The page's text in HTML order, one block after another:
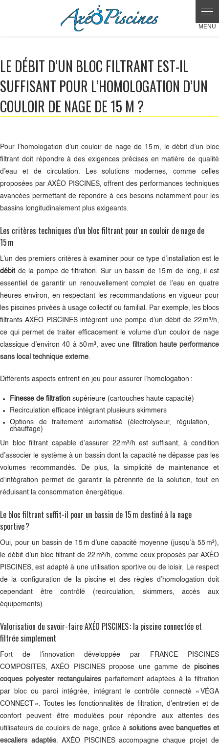
LE DÉBIT D’UN BLOC FILTRANT EST-IL
SUFFISANT POUR L’HOMOLOGATION D’UN
COULOIR DE NAGE DE 15 M ?
Pour l’homologation d’un couloir de nage de 15 m, le débit d’un bloc
filtrant doit répondre à des exigences précises en matière de qualité
d’eau et de circulation. Les solutions modernes, comme celles
proposées par AXÉO PISCINES, offrent des performances techniques
avancées permettant de répondre à ces besoins notamment pour les
bassins longitudinalement plus exigeants.
Les critères techniques d’un bloc filtrant pour un couloir de nage de
15 m
L’un des premiers critères à examiner pour ce type d’installation est le
débitde la pompe de filtration. Sur un bassin de 15 m de long, il est
essentiel de garantir un renouvellement complet de l’eau en quatre
heures environ, en respectant les recommandations en vigueur pour
les piscines privées à usage collectif ou familial. Par exemple, les blocs
filtrants AXÉO PISCINES intègrent une pompe d’un débit de 22 m³/h,
ce qui permet de traiter efficacement le volume d’un couloir de nage
classique d’environ 40 à 50 m³, avec une filtration haute performance
sans local technique externe.
Différents aspects entrent en jeu pour assurer l’homologation :
Finesse de filtration supérieure (cartouches haute capacité)
Recirculation efficace intégrant plusieurs skimmers
Options de traitement automatisé (électrolyseur, régulation,
chauffage)
Un bloc filtrant capable d’assurer 22 m³/h est suffisant, à condition
d’associer le système à un bassin dont la capacité ne dépasse pas les
volumes recommandés. De plus, la simplicité de maintenance et
d’intégration permet de garantir la pérennité de la solution, tout en
réduisant la consommation énergétique.
Le bloc filtrant suffit-il pour un bassin de 15 m destiné à la nage
sportive ?
Oui, pour un bassin de 15 m d’une capacité moyenne (jusqu’à 55 m³),
le débit d’un bloc filtrant de 22 m³/h, comme ceux proposés par AXÉO
PISCINES, est adapté à une utilisation sportive ou de loisir. Le respect
de la configuration de la piscine et des règles d’homologation doit
cependant être contrôlé (recirculation, skimmers, accès aux
équipements).
Valorisation du savoir-faire AXÉO PISCINES : la piscine connectée et
filtrée simplement
Fort de l’innovation développée par FRANCE PISCINES
COMPOSITES, AXÉO PISCINES propose une gamme de piscines
coques polyester rectangulaires parfaitement adaptées à la filtration
par bloc ou paroi intégrée, intégrant le contrôle connecté « VÉGA
CONNECT ». Toutes les fonctionnalités de filtration, d’entretien et de
confort peuvent être modulées pour répondre aux attentes des
utilisateurs de couloirs de nage, grâce à solutions avec banquettes et
escaliers adaptés. AXÉO PISCINES accompagne chaque projet de